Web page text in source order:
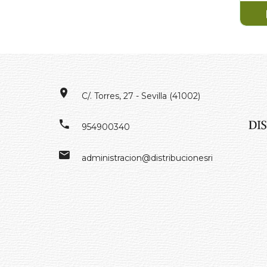
C/. Torres, 27 - Sevilla (41002)
954900340
administracion@distribucionesrivero.es